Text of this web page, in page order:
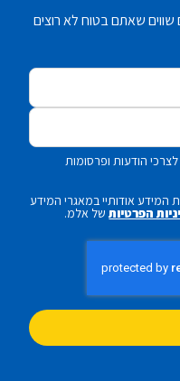
שאתם בטוח לא רוצים
הודעות ופרסומות
אודותיי במאגרי המידע
הפרטיותשל אלמ.